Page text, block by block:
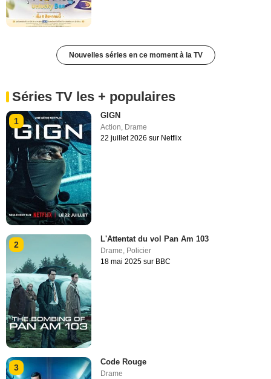
Nouvelles séries en ce moment à la TV
Séries TV les + populaires
1
GIGN
Action, Drame
22 juillet 2026 sur Netflix
2
L'Attentat du vol Pan Am 103
Drame Policier
18 mai 2025 sur BBC
3
Code Rouge
Drame